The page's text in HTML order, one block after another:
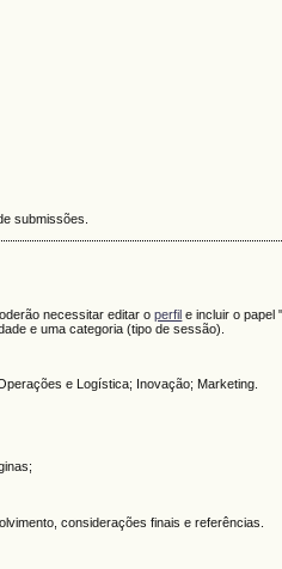
submissões.
necessitar editar operfil e incluir o papel
e uma categoria (tipo de sessão).
e Logística; Inovação; Marketing.
considerações finais e referências.